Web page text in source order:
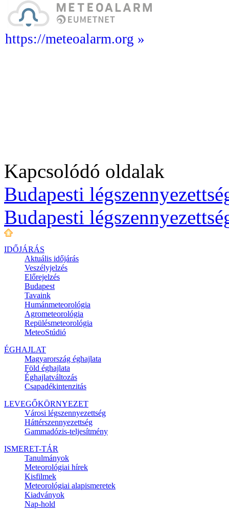
https://meteoalarm.org »
Kapcsolódó oldalak
Budapesti
Budapesti
IDŐJÁRÁS
Aktuális időjárás
Veszélyjelzés
Előrejelzés
Budapest
Tavaink
Humánmeteorológia
Agrometeorológia
Repülésmeteorológia
MeteoStúdió
ÉGHAJLAT
Magyarország éghajlata
Föld éghajlata
Éghajlatváltozás
Csapadékintenzitás
LEVEGŐKÖRNYEZET
Városi légszennyezettség
Háttérszennyezettség
Gammadózis-teljesítmény
ISMERET-TÁR
Tanulmányok
Meteorológiai hírek
Kisfilmek
Meteorológiai alapismeretek
Kiadványok
Nap-hold